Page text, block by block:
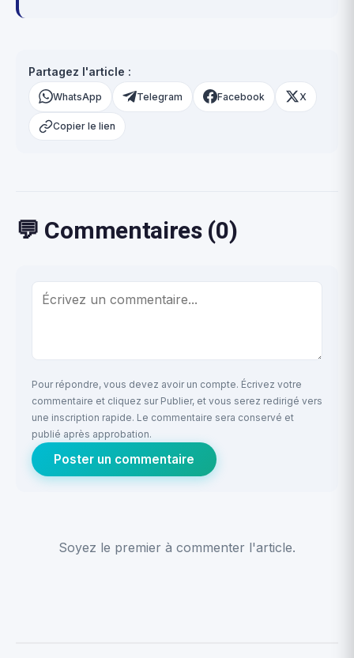
Partagez l'article :
WhatsApp Telegram Facebook X
Copier le lien
💬 Commentaires (0)
Pour répondre, vous devez avoir un compte. Écrivez votre
commentaire et cliquez sur Publier, et vous serez redirigé vers
une inscription rapide. Le commentaire sera conservé et
publié après approbation.
Poster un commentaire
Soyez le premier à commenter l'article.